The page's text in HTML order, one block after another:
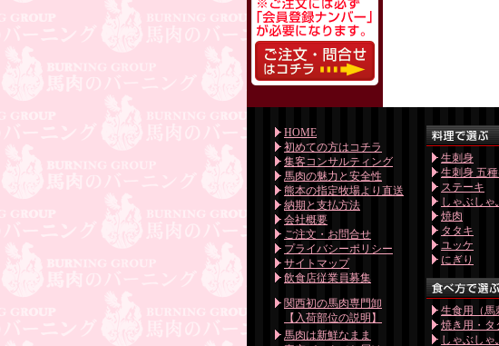
HOME
初めての方はコチラ
集客コンサルティング
馬肉の魅力と安全性
熊本の指定牧場より直送
納期と支払方法
会社概要
ご注文・お問合せ
プライバシーポリシー
サイトマップ
飲食店従業員募集
関西初の馬肉専門卸
【入荷部位の説明】
馬肉は新鮮なまま
生刺身
生刺身 五
ステーキ
しゃぶしゃ
焼肉
タタキ
ユッケ
にぎり
生食用（馬
焼き用・タ
しゃぶしゃ